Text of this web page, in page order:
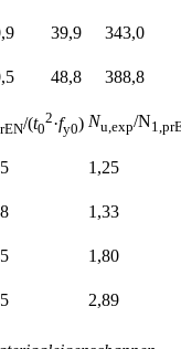
39,9
343,0
48,8 388,8
/(t0
2·fy0) Nu,exp/N
1,25
1,33
1,80
2,89